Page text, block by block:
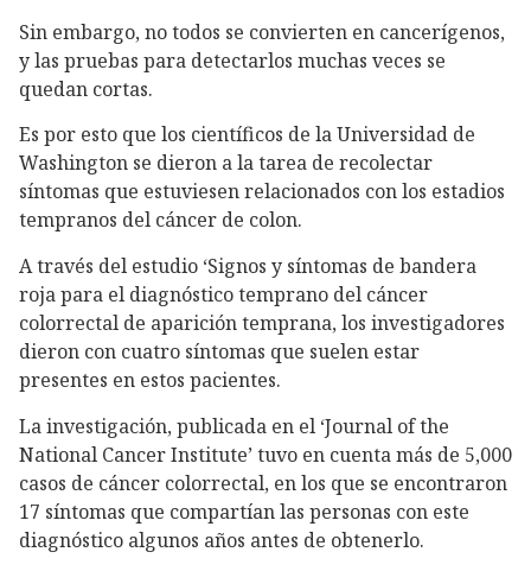
Sin embargo, no todos se convierten en cancerígenos,
y las pruebas para detectarlos muchas veces se
quedan cortas.
Es por esto que los científicos de la Universidad de
Washington se dieron a la tarea de recolectar
síntomas que estuviesen relacionados con los estadios
tempranos del cáncer de colon.
A través del estudio ‘Signos y síntomas de bandera
roja para el diagnóstico temprano del cáncer
colorrectal de aparición temprana, los investigadores
dieron con cuatro síntomas que suelen estar
presentes en estos pacientes.
La investigación, publicada en el ‘Journal of the
National Cancer Institute’ tuvo en cuenta más de 5,000
casos de cáncer colorrectal, en los que se encontraron
17 síntomas que compartían las personas con este
diagnóstico algunos años antes de obtenerlo.